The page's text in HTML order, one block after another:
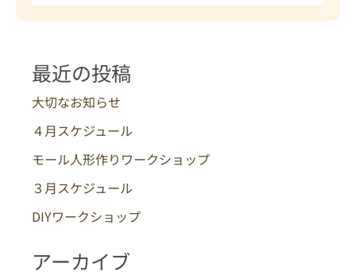
最近の投稿
大切なお知らせ
４月スケジュール
モール人形作りワークショップ
３月スケジュール
DIYワークショップ
アーカイブ